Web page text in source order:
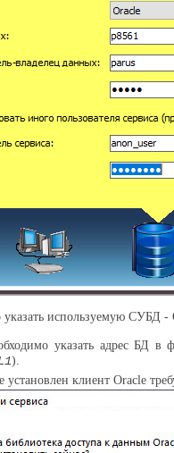
указать используемую СУБД -
указать адрес БД в
).
установлен клиент Oracle